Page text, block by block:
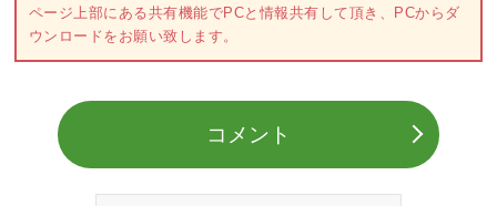
ページ上部にある共有機能でPCと情報共有して頂き、PCからダ
ウンロードをお願い致します。
コメント